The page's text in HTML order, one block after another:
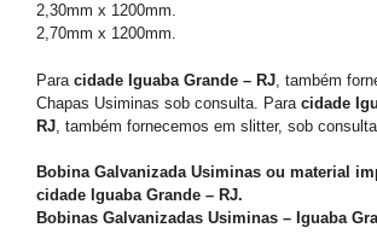
2,30mm x 1200mm.
2,70mm x 1200mm.
Para cidade Iguaba Grande – RJ , também
Chapas Usiminas sob consulta. Para cidade
RJ , também fornecemos em slitter, sob consulta.
Bobina Galvanizada Usiminas ou material
cidade Iguaba Grande – RJ.
Bobinas Galvanizadas Usiminas – Iguaba